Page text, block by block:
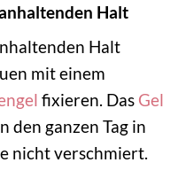
Halt
Halt
mit einem
fixieren. Das Gel
den ganzen Tag in
nicht verschmiert.